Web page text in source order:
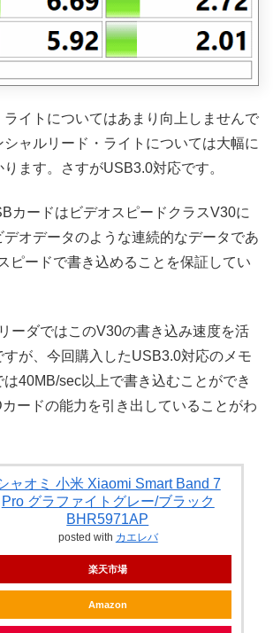
ライトについてはあまり向上しませんで
シャルリード・ライトについては大幅に
ます。さすがUSB3.0対応です。
カードはビデオスピードクラスV30に
オデータのような連続的なデータであ
ピードで書き込めることを保証してい
ーダではこのV30の書き込み速度を活
が、今回購入したUSB3.0対応のメモ
は40MB/sec以上で書き込むことができ
ードの能力を引き出していることがわ
ャオミ 小米 Xiaomi Smart Band 7
Pro グラファイトグレー/ブラック
BHR5971AP
posted with カエレバ
楽天市場
Amazon